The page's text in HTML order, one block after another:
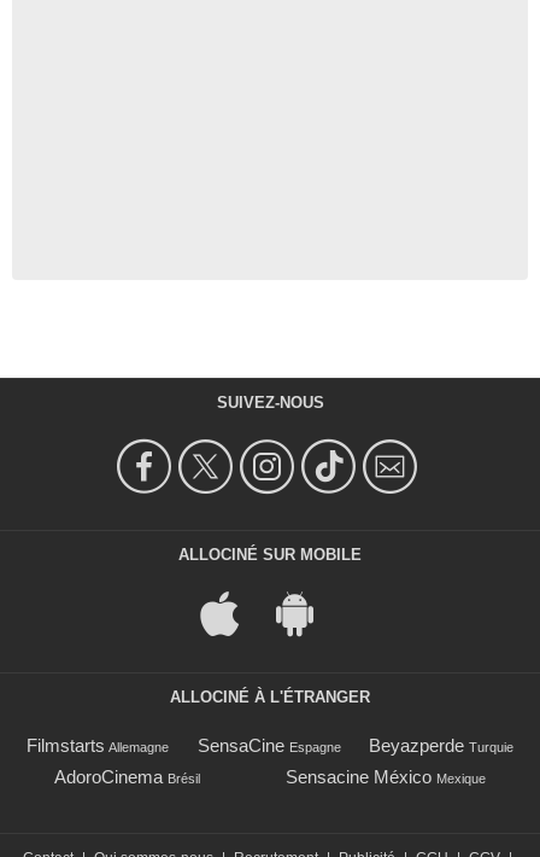
SUIVEZ-NOUS
ALLOCINÉ SUR MOBILE
ALLOCINÉ À L'ÉTRANGER
Filmstarts Allemagne SensaCine Espagne Beyazperde Turquie
AdoroCinema Brésil Sensacine México Mexique